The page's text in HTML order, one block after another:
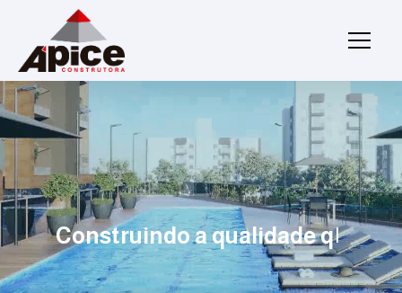
Construindo a qualidadequevo|